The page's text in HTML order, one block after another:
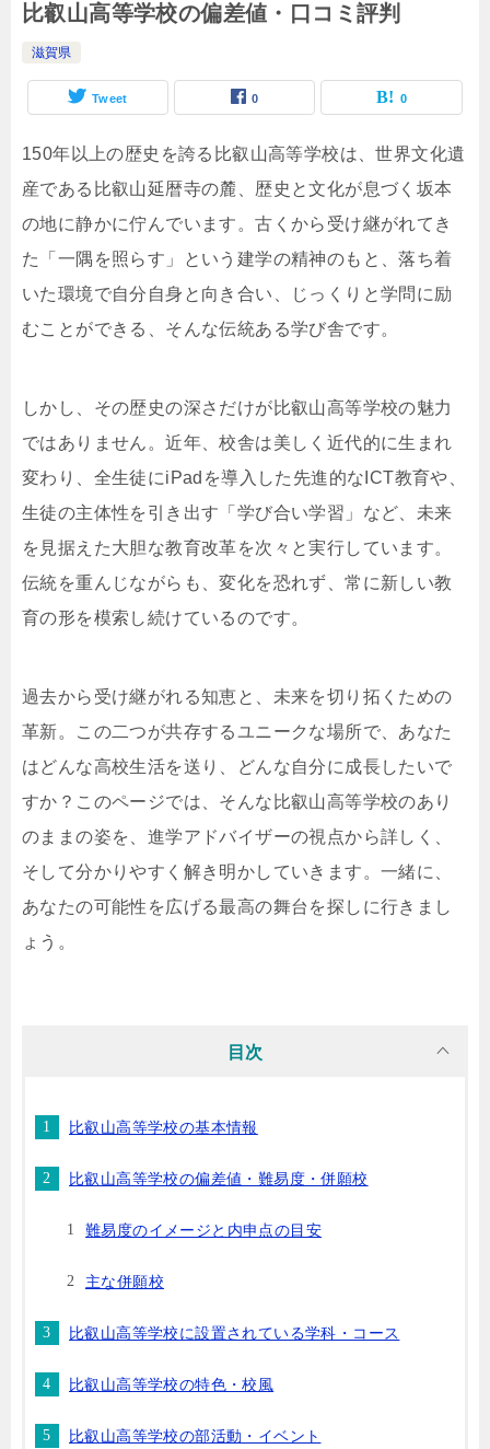
比叡山高等学校の偏差値・口コミ評判
滋賀県
Tweet 0 0
150年以上の歴史を誇る比叡山高等学校は、世界文化遺
産である比叡山延暦寺の麓、歴史と文化が息づく坂本
の地に静かに佇んでいます。古くから受け継がれてき
た「一隅を照らす」という建学の精神のもと、落ち着
いた環境で自分自身と向き合い、じっくりと学問に励
むことができる、そんな伝統ある学び舎です。
しかし、その歴史の深さだけが比叡山高等学校の魅力
ではありません。近年、校舎は美しく近代的に生まれ
変わり、全生徒にiPadを導入した先進的なICT教育や、
生徒の主体性を引き出す「学び合い学習」など、未来
を見据えた大胆な教育改革を次々と実行しています。
伝統を重んじながらも、変化を恐れず、常に新しい教
育の形を模索し続けているのです。
過去から受け継がれる知恵と、未来を切り拓くための
革新。この二つが共存するユニークな場所で、あなた
はどんな高校生活を送り、どんな自分に成長したいで
すか？このページでは、そんな比叡山高等学校のあり
のままの姿を、進学アドバイザーの視点から詳しく、
そして分かりやすく解き明かしていきます。一緒に、
あなたの可能性を広げる最高の舞台を探しに行きまし
ょう。
目次
比叡山高等学校の基本情報
比叡山高等学校の偏差値・難易度・併願校
難易度のイメージと内申点の目安
主な併願校
比叡山高等学校に設置されている学科・コース
比叡山高等学校の特色・校風
比叡山高等学校の部活動・イベント